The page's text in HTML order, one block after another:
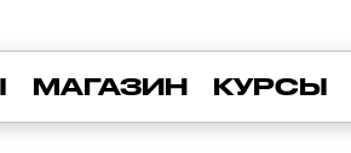
МАГАЗИН КУРСЫ